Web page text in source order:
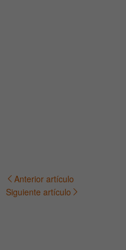
Navegación
Anterior artículo
Siguiente artículo